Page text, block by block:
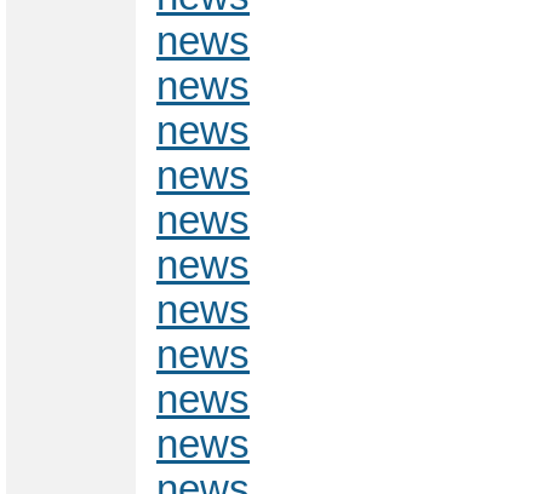
news
news
news
news
news
news
news
news
news
news